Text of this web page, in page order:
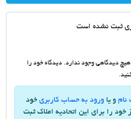
ثبت نشده است
هیچ دیدگاهی وجود ندارد. دیدگاه خود را
نام و یا ورود به حساب کاربری خود
خود را برای این اتحادیه املاک ثبت